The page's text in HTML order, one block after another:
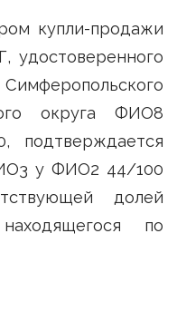
купли-продажи
удостоверенного
округа ФИО8
подтверждается
у ФИО2 44/100
долей
по